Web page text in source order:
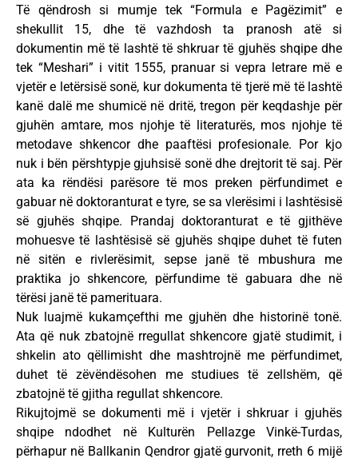
Të qëndrosh si mumje tek “Formula e Pagëzimit” e
shekullit 15, dhe të vazhdosh ta pranosh atë si
dokumentin më të lashtë të shkruar të gjuhës shqipe dhe
tek “Meshari” i vitit 1555, pranuar si vepra letrare më e
vjetër e letërsisë sonë, kur dokumenta të tjerë më të lashtë
kanë dalë me shumicë në dritë, tregon për keqdashje për
gjuhën amtare, mos njohje të literaturës, mos njohje të
metodave shkencor dhe paaftësi profesionale. Por kjo
nuk i bën përshtypje gjuhsisë sonë dhe drejtorit të saj. Për
ata ka rëndësi parësore të mos preken përfundimet e
gabuar në doktoranturat e tyre, se sa vlerësimi i lashtësisë
së gjuhës shqipe. Prandaj doktoranturat e të gjithëve
mohuesve të lashtësisë së gjuhës shqipe duhet të futen
në sitën e rivlerësimit, sepse janë të mbushura me
praktika jo shkencore, përfundime të gabuara dhe në
tërësi janë të pamerituara.
Nuk luajmë kukamçefthi me gjuhën dhe historinë tonë.
Ata që nuk zbatojnë rregullat shkencore gjatë studimit, i
shkelin ato qëllimisht dhe mashtrojnë me përfundimet,
duhet të zëvëndësohen me studiues të zellshëm, që
zbatojnë të gjitha regullat shkencore.
Rikujtojmë se dokumenti më i vjetër i shkruar i gjuhës
shqipe ndodhet në Kulturën Pellazge Vinkë-Turdas,
përhapur në Ballkanin Qendror gjatë gurvonit, rreth 6 mijë